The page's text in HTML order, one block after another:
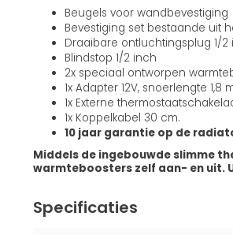
Beugels voor wandbevestiging
Bevestiging set bestaande uit
Draaibare ontluchtingsplug 1/2
Blindstop 1/2 inch
2x speciaal ontworpen
1x Adapter 12V, snoerlengte 1,8
1x Externe
1x Koppelkabel 30 cm.
10 jaar garantie op de
Middels de ingebouwde slimme
warmteboosters zelf aan- en uit.
Specificaties